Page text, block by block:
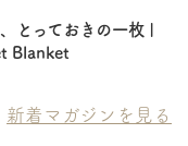
とっておきの一枚 |
Blanket
新着マガジンを見る